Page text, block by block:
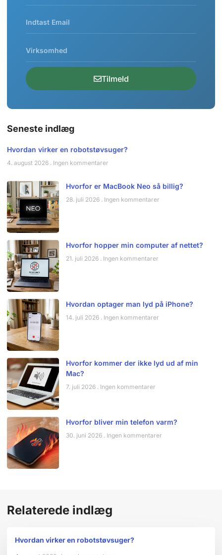
Tilmeld
Seneste indlæg
Hvordan virker en robotstøvsuger?
4. august 2026 Ingen kommentarer
Hvorfor er MacBook Neo så billig?
28. juli 2026 Ingen kommentarer
Hvorfor hopper min computer af nettet?
21. juli 2026 Ingen kommentarer
Hvordan optager man lyd på iPhone?
14. juli 2026 Ingen kommentarer
Hvorfor kommer der ikke lyd ud af min
Mac?
7. juli 2026 Ingen kommentarer
Hvorfor bliver min telefon varm?
30. juni 2026 Ingen kommentarer
Relaterede indlæg
Hvordan virker en robotstøvsuger?